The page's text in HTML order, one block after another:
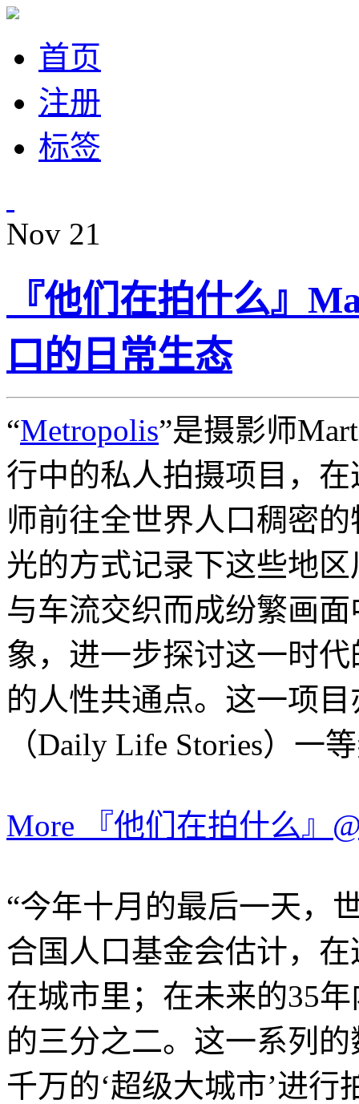
首页
注册
标签
Nov 21
『他们在拍什么』
口的日常生态
“Metropolis”是摄影师
行中的私人拍摄项目，
师前往全世界人口稠密
光的方式记录下这些地
与车流交织而成纷繁画
象，进一步探讨这一时
的人性共通点。这一项
（Daily Life Stories）一
More 『他们在拍什么』
“今年十月的最后一天，
合国人口基金会估计，
在城市里；在未来的35
的三分之二。这一系列
千万的‘超级大城市’进行